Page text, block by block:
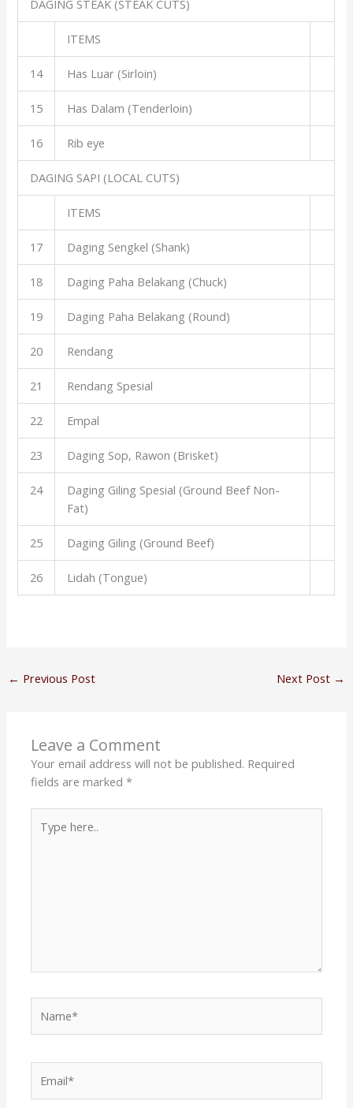
DAGING STEAK (STEAK CUTS)
ITEMS
14 Has Luar (Sirloin)
15 Has Dalam (Tenderloin)
16 Rib eye
DAGING SAPI (LOCAL CUTS)
ITEMS
17 Daging Sengkel (Shank)
18 Daging Paha Belakang (Chuck)
19 Daging Paha Belakang (Round)
20 Rendang
21 Rendang Spesial
22 Empal
23 Daging Sop, Rawon (Brisket)
24
Daging Giling Spesial (Ground Beef Non-
Fat)
25 Daging Giling (Ground Beef)
26 Lidah (Tongue)
← Previous Post Next Post →
Leave a Comment
Your email address will not be published. Required
fields are marked*
here..